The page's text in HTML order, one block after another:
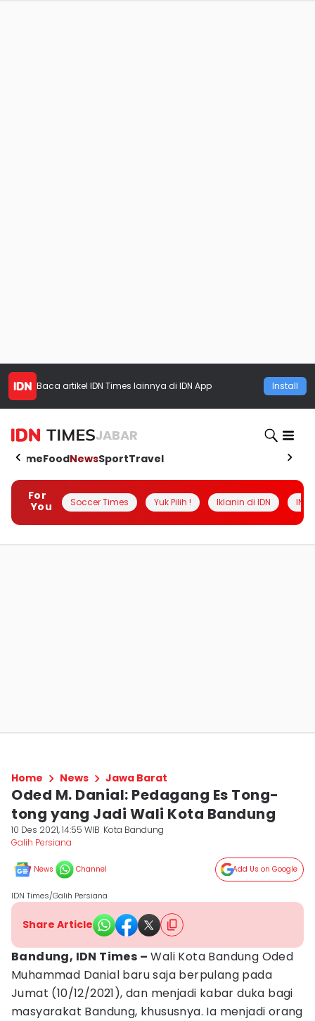
Baca artikel IDN Times lainnya di IDN App Install
JABAR
HomeFoodNewsSportTravel
For
You
Soccer Times Yuk Pilih ! Iklanin di IDN
Home News Jawa Barat
Oded M. Danial: Pedagang Es Tong-
tong yang Jadi Wali Kota Bandung
10 Des 2021, 14:55 WIB Kota Bandung
Galih Persiana
News Channel Add Us on Google
IDN Times/Galih Persiana
Share Article
Bandung, IDN Times – Wali Kota Bandung Oded
Muhammad Danial baru saja berpulang pada
Jumat (10/12/2021), dan menjadi kabar duka bagi
masyarakat Bandung, khususnya. Ia menjadi orang